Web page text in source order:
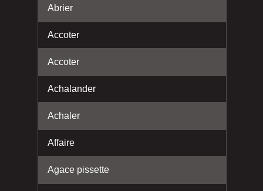
Abrier
Accoter
Accoter
Achalander
Achaler
Affaire
Agace pissette